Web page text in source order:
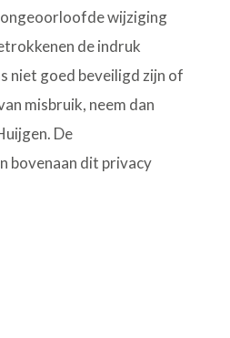
wijziging
de indruk
niet goed beveiligd zijn of
misbruik, neem dan
De
bovenaan dit privacy